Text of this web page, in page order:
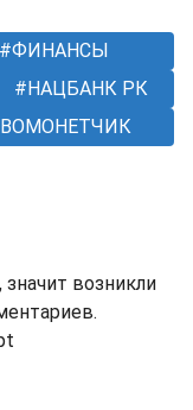
ФИНАНСЫ
НАЦБАНК РК
возникли